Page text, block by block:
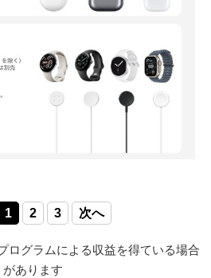
1 2 3 次へ
ログラムによる収益を得ている場合
があります